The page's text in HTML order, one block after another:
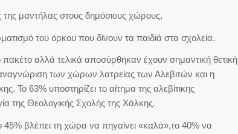
μαντήλας στους δημόσιους χώρους,
του όρκου που δίνουν τα παιδιά στα σχολεία.
αλλά τελικά αποσύρθηκαν έχουν σημαντική θετική
των χώρων λατρείας των Αλεβιτών και η
Το 63% υποστηρίζει το αίτημα της αλεβίτικης
της Θεολογικής Σχολής της Χάλκης.
βλέπει τη χώρα να πηγαίνει «καλά»,το 40% να